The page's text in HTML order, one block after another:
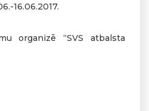
16.06.2017.
organizē “SVS atbalsta